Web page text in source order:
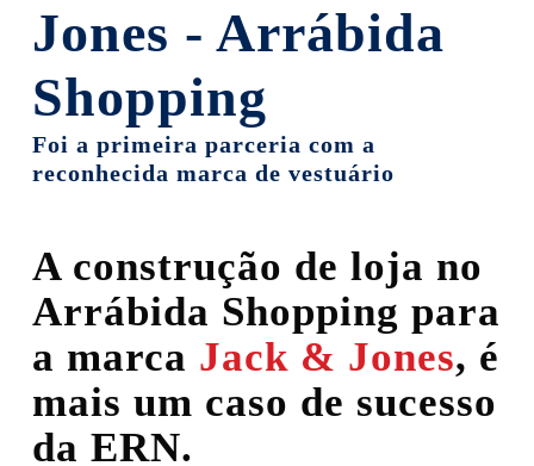
Jones - Arrábida
Shopping
Foi a primeira parceria com a
reconhecida marca de vestuário
A construção de loja no
Arrábida Shopping para
a marca Jack & Jones, é
mais um caso de sucesso
da ERN.